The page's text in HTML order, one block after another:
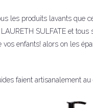
les produits lavants que
SULFATE et tous
enfants! alors on les
faient artisanalement